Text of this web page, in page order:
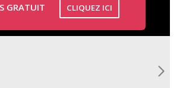
GRATUIT CLIQUEZ ICI